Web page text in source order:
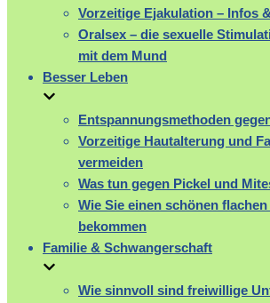
Vorzeitige Ejakulation – Infos
Oralsex – die sexuelle
mit dem Mund
Besser Leben
Entspannungsmethoden
Vorzeitige Hautalterung und
vermeiden
Was tun gegen Pickel und
Wie Sie einen schönen
bekommen
Familie & Schwangerschaft
Wie sinnvoll sind freiwillige